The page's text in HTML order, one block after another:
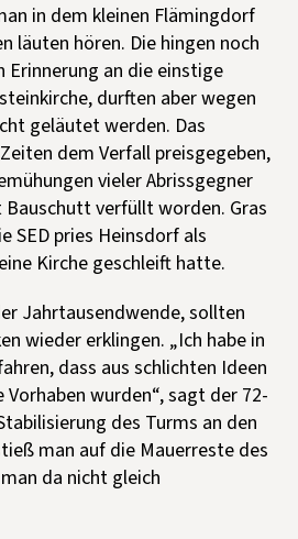
in dem kleinen Flämingdorf
läuten hören. Die hingen noch
Erinnerung an die einstige
durften aber wegen
geläutet werden. Das
dem Verfall preisgegeben,
vieler Abrissgegner
verfüllt worden. Gras
SED pries Heinsdorf als
Kirche geschleift hatte.
Jahrtausendwende, sollten
wieder erklingen. „Ich habe in
dass aus schlichten Ideen
wurden“, sagt der 72-
des Turms an den
man auf die Mauerreste des
da nicht gleich